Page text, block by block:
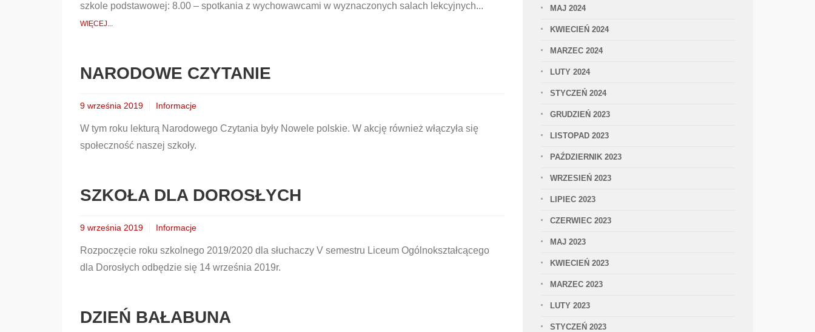
szkole podstawowej: 8.00 – spotkania z wychowawcami w wyznaczonych salach lekcyjnych...
WIĘCEJ...
NARODOWE CZYTANIE
9 września 2019 Informacje
W tym roku lekturą Narodowego Czytania były Nowele polskie. W akcję również włączyła się
społeczność naszej szkoły.
SZKOŁA DLA DOROSŁYCH
9 września 2019 Informacje
Rozpoczęcie roku szkolnego 2019/2020 dla słuchaczy V semestru Liceum Ogólnokształcącego
dla Dorosłych odbędzie się 14 września 2019r.
DZIEŃ BAŁABUNA
MAJ 2024
KWIECIEŃ 2024
MARZEC 2024
LUTY 2024
STYCZEŃ 2024
GRUDZIEŃ 2023
LISTOPAD 2023
PAŹDZIERNIK 2023
WRZESIEŃ 2023
LIPIEC 2023
CZERWIEC 2023
MAJ 2023
KWIECIEŃ 2023
MARZEC 2023
LUTY 2023
STYCZEŃ 2023